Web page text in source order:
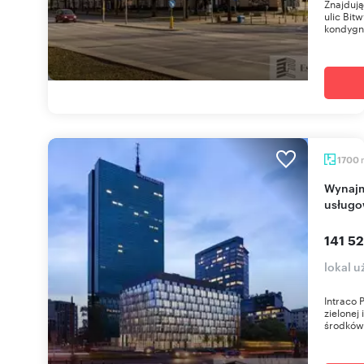
ulic
1700
Wynajmę nowoczesny biurowiec z handlowo-
141
lokal
Intraco
zielonej